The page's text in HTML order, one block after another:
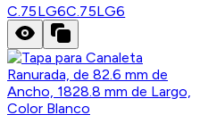
C.75LG6C.75LG6